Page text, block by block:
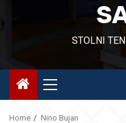
STOLNI
Primary
Menu
Home Nino Bujan